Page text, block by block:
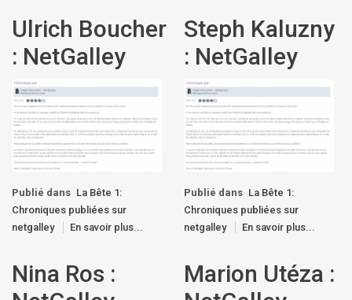
Ulrich Boucher
: NetGalley
Publié dans La Bête 1:
Chroniques publiées sur
netgalley
En savoir plus...
Steph Kaluzny
: NetGalley
Publié dans La Bête 1:
Chroniques publiées sur
netgalley
En savoir plus...
Nina Ros :
Marion Utéza :